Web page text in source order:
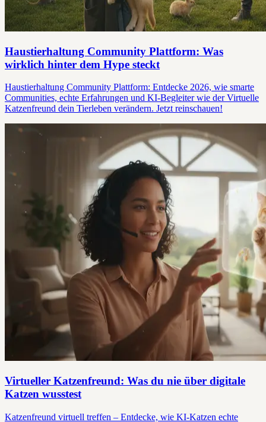
Haustierhaltung Community Plattform: Was
wirklich hinter dem Hype steckt
Haustierhaltung Community Plattform: Entdecke 2026, wie smarte
Communities, echte Erfahrungen und KI-Begleiter wie der Virtuelle
Katzenfreund dein Tierleben verändern. Jetzt reinschauen!
Virtueller Katzenfreund: Was du nie über digitale
Katzen wusstest
Katzenfreund virtuell treffen – Entdecke, wie KI-Katzen echte